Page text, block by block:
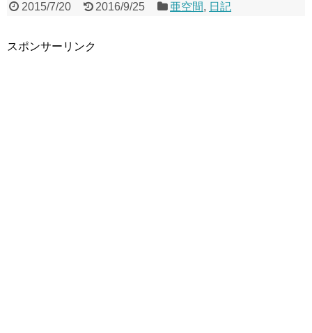
2015/7/20 2016/9/25 亜空間, 日記
スポンサーリンク